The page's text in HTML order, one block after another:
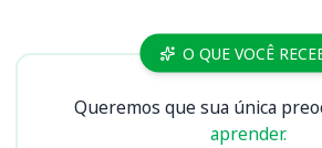
Cursos O QUE VOCÊ
Queremos que sua única
aprender.